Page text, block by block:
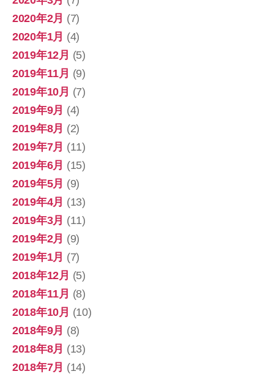
2020年2月 (7)
2020年1月 (4)
2019年12月 (5)
2019年11月 (9)
2019年10月 (7)
2019年9月 (4)
2019年8月 (2)
2019年7月 (11)
2019年6月 (15)
2019年5月 (9)
2019年4月 (13)
2019年3月 (11)
2019年2月 (9)
2019年1月 (7)
2018年12月 (5)
2018年11月 (8)
2018年10月 (10)
2018年9月 (8)
2018年8月 (13)
2018年7月 (14)